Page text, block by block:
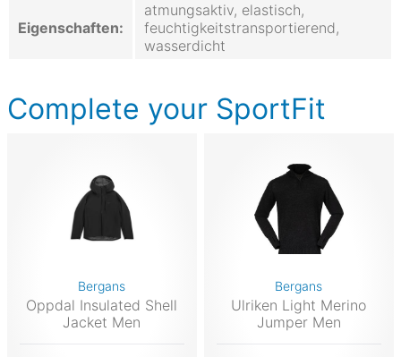
Eigenschaften:
atmungsaktiv, elastisch,
feuchtigkeitstransportierend,
wasserdicht
Complete your SportFit
Bergans
Oppdal Insulated Shell
Jacket Men
Bergans
Ulriken Light Merino
Jumper Men